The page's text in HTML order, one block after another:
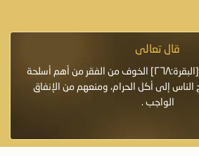
قال تعالى
﴿الشيطان يعِدُكم الفقر﴾[البقرة:٢٦٨] الخوف من الفقر من أهم أسلحة
الناس إلى أكل الحرام، ومنعهم من الإنفاق
الواجب .